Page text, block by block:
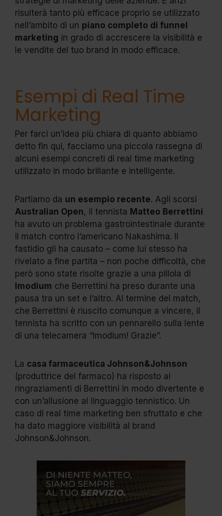
risulterà tanto più efficace proprio se utilizzato
nell’ambito di un piano completo di funnel
marketing in grado di accrescere la visibilità e
le vendite del tuo brand in modo efficace.
Esempi di Real Time
Marketing
Per farci un’idea più chiara di quanto abbiamo
detto fin qui, facciamo una piccola rassegna di
alcuni esempi concreti di real time marketing
utilizzato in modo brillante e intelligente.
Partiamo da un esempio recente. Agli scorsi
Australian Open, il tennista Matteo Berrettini
ha avuto un problema gastrointestinale durante
il match contro l’americano Nakashima. Il
fastidio gli ha causato – come lui stesso ha
rivelato a fine partita – non poche difficoltà, che
però sono state risolte grazie a una pillola di
Imodium che Berrettini ha preso durante una
pausa tra un set e l’altro. Al termine del match,
che Berrettini è riuscito comunque a vincere, il
tennista ha scritto con un pennarello sulla lente
di una telecamera “Imodium! Grazie”.
La casa farmaceutica Johnson&Johnson
(produttrice del farmaco) ha risposto ai
ringraziamenti di Berrettini in modo divertente e
con un’allusione al linguaggio tennistico. Un
caso di real time marketing ben sfruttato e che
ha dato maggiore visibilità al brand
Johnson&Johnson.